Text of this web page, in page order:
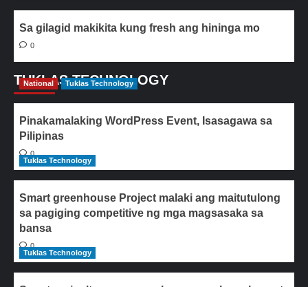
Sa gilagid makikita kung fresh ang hininga mo
0
TUKLAS TECHNOLOGY
National Tuklas Technology
Pinakamalaking WordPress Event, Isasagawa sa
Pilipinas
0
Tuklas Technology
Smart greenhouse Project malaki ang maitutulong
sa pagiging competitive ng mga magsasaka sa
bansa
0
Tuklas Technology